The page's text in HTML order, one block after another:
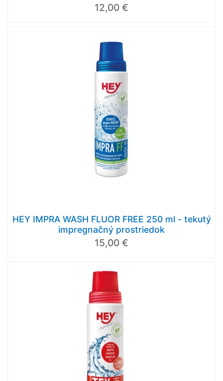
12,00 €
HEY IMPRA WASH FLUOR FREE 250 ml - tekutý
impregnačný prostriedok
15,00 €